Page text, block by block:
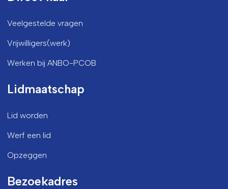
Veelgestelde vragen
Vrijwilligers(werk)
Werken bij ANBO-PCOB
Lidmaatschap
Lid worden
Werf een lid
Opzeggen
Bezoekadres